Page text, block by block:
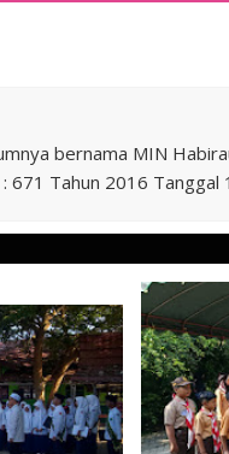
bernama MIN
671 Tahun 2016